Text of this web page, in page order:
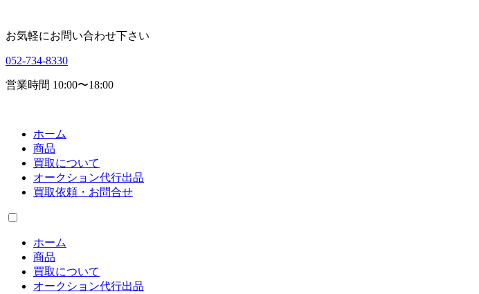
お気軽にお問い合わせ下さい
052-734-8330
営業時間 10:00〜18:00
ホーム
商品
買取について
オークション代行出品
買取依頼・お問合せ
ホーム
商品
買取について
オークション代行出品